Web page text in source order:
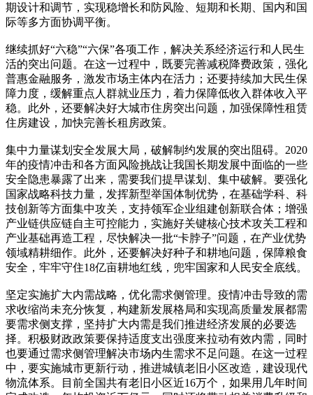
期设计和调节，实现稳增长和防风险、短期和长期、国内和国
际等多方面协调平衡。
继续抓好“六稳”“六保”各项工作，解决关系经济运行和人民生
活的突出问题。在这一过程中，既要完善减税降费政策，强化
普惠金融服务，激发市场主体内在活力；还要持续加大民生保
障力度，缓解重点人群就业压力，着力保障低收入群体收入平
稳。此外，还要解决好大城市住房突出问题，加强保障性租赁
住房建设，加快完善长租房政策。
集中力量谋划安全发展大局，破解制约发展的突出阻碍。2020
年的疫情冲击和各方面风险挑战让我国长期发展中面临的一些
安全隐患暴露了出来，需要我们提早谋划、集中破解。要强化
国家战略科技力量，发挥新型举国体制优势，在基础学科、科
技创新等方面集中攻关，支持领军企业组建创新联合体；增强
产业链供应链自主可控能力，实施好关键核心技术攻关工程和
产业基础再造工程，尽快解决一批“卡脖子”问题，在产业优势
领域精耕细作。此外，还要解决好种子和耕地问题，保障粮食
安全，牢牢守住18亿亩耕地红线，兜牢国家和人民安全底线。
坚定实施扩大内需战略，优化需求侧管理。疫情冲击导致的需
求收缩尚未充分恢复，构建新发展格局和实现高质量发展都需
要需求侧支撑，坚持扩大内需是我们推进经济发展的必要选
择。积极财政政策要保持适度支出强度来拉动有效内需，同时
也要通过需求侧管理解决市场内生需求不足问题。在这一过程
中，要实施城市更新行动，推进城镇老旧小区改造，建设现代
物流体系。目前全国共有老旧小区近16万个，如果用几年时间